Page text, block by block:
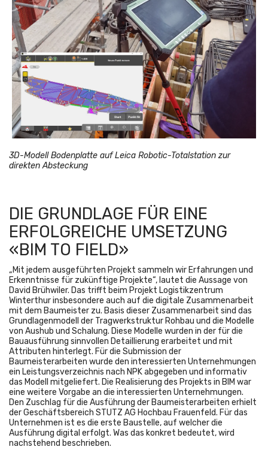
3D-Modell Bodenplatte auf Leica Robotic-Totalstation zur
direkten Absteckung
DIE GRUNDLAGE FÜR EINE
ERFOLGREICHE UMSETZUNG
«BIM TO FIELD»
„Mit jedem ausgeführten Projekt sammeln wir Erfahrungen und
Erkenntnisse für zukünftige Projekte“, lautet die Aussage von
David Brühwiler. Das trifft beim Projekt Logistikzentrum
Winterthur insbesondere auch auf die digitale Zusammenarbeit
mit dem Baumeister zu. Basis dieser Zusammenarbeit sind das
Grundlagenmodell der Tragwerkstruktur Rohbau und die Modelle
von Aushub und Schalung. Diese Modelle wurden in der für die
Bauausführung sinnvollen Detaillierung erarbeitet und mit
Attributen hinterlegt. Für die Submission der
Baumeisterarbeiten wurde den interessierten Unternehmungen
ein Leistungsverzeichnis nach NPK abgegeben und informativ
das Modell mitgeliefert. Die Realisierung des Projekts in BIM war
eine weitere Vorgabe an die interessierten Unternehmungen.
Den Zuschlag für die Ausführung der Baumeisterarbeiten erhielt
der Geschäftsbereich STUTZ AG Hochbau Frauenfeld. Für das
Unternehmen ist es die erste Baustelle, auf welcher die
Ausführung digital erfolgt. Was das konkret bedeutet, wird
nachstehend beschrieben.